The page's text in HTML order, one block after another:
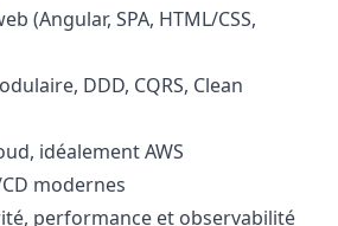
(Angular, SPA, HTML/CSS,
DDD, CQRS, Clean
idéalement AWS
modernes
performance et observabilité